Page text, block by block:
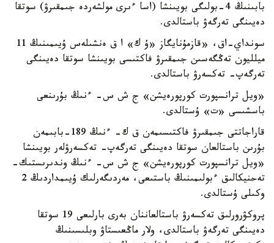
بابىنىڭ 4-بولىگى بويىنشا (اسا ءىرى مولشەردە جىمقىرۋ) سوتقا
دەيىنگى تەرگەۋ باستالدى.
سونداي-اق، «قازمۇنايگاز «ۇ ك» ا ق ەنشىلەس ۇيىمىنىڭ 11
ميلليون تەڭگەسىن جىمقىرۋ فاكتىسى بويىنشا سوتقا دەيىنگى
تەرگەپ- تەكسەرۋ باستالدى.
«ويل ترانسپورت كورپورەيشن» ج ش س- ءنىڭ بۇرىنعى
باسشىسى «ت» ۇستالدى.
قاراجاتتى جىمقىرۋ فاكتىسىمەن ق ك- ءنىڭ 189-بابىمەن
بۇرىن باستالعان سوتقا دەيىنگى تەرگەپ- تەكسەرۋلەر بويىنشا
«ويل ترانسپورت كورپورەيشن» ج ش س- ءنىڭ وندىرىستىك-
تەحنيكالىق ءبولىمىنىڭ باستىعى، مەردىگەرلىك ۇيىمداردىڭ 2
وكىلى ۇستالدى.
پروكۋرورلىق تەكسەرۋ باستالعاننان بەرى بارلىعى 19 سوتقا
دەيىنگى تەرگەۋ باستالدى، ولار ماڭعىستاۋ وبلىسىنىڭ